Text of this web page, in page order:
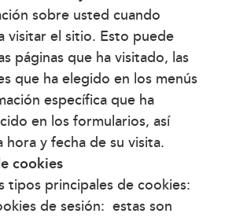
sobre usted cuando
visitar el sitio. Esto puede
páginas que ha visitado, las
que ha elegido en los menús
específica que ha
en los formularios, así
hora y fecha de su visita.
cookies
tipos principales de cookies:
de sesión: estas son